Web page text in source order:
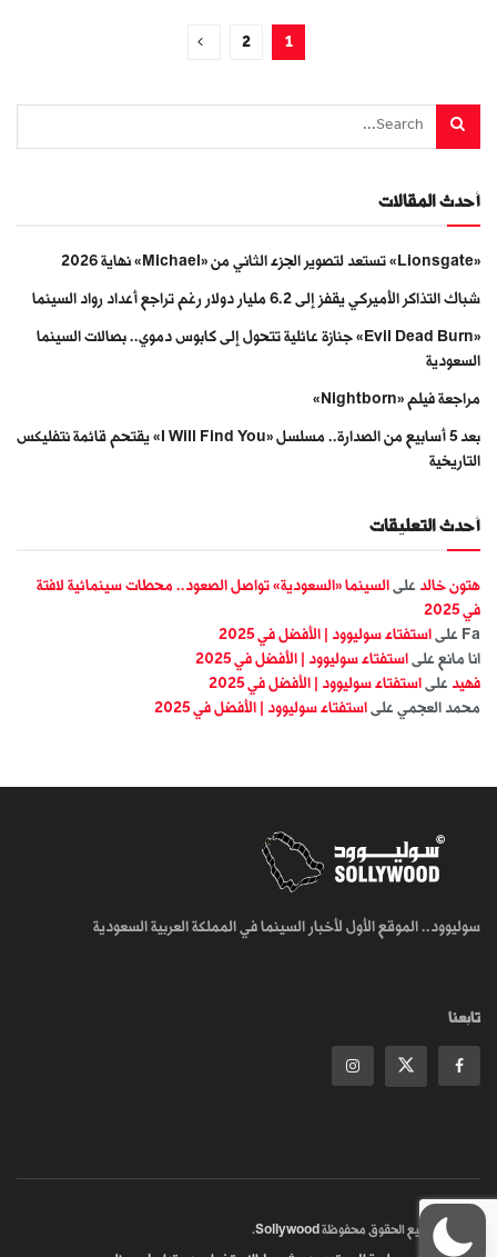
1
2
أحدث المقالات
«Lionsgate» تستعد لتصوير الجزء الثاني من «Michael» نهاية 2026
شباك التذاكر الأميركي يقفز إلى 6.2 مليار دولار رغم تراجع أعداد رواد السينما
«Evil Dead Burn» جنازة عائلية تتحول إلى كابوس دموي.. بصالات السينما
السعودية
مراجعة فيلم «Nightborn»
بعد 5 أسابيع من الصدارة.. مسلسل «I Will Find You» يقتحم قائمة نتفليكس
التاريخية
أحدث التعليقات
هتون خالد على السينما «السعودية» تواصل الصعود.. محطات سينمائية لافتة
في 2025
Fa على استفتاء سوليوود | الأفضل في 2025
انا مانع على استفتاء سوليوود | الأفضل في 2025
فهيد على استفتاء سوليوود | الأفضل في 2025
محمد العجمي على استفتاء سوليوود | الأفضل في 2025
سوليوود.. الموقع الأول لأخبار السينما في المملكة العربية السعودية
تابعنا
جميع الحقوق محفوظة Sollywood
.